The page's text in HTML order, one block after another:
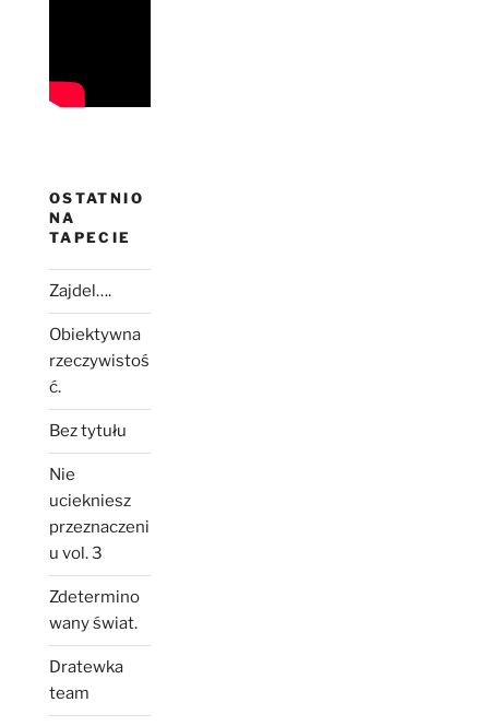
OSTATNIO
NA
TAPECIE
Zajdel….
Obiektywna
rzeczywistoś
ć.
Bez tytułu
Nie
uciekniesz
przeznaczeni
u vol. 3
Zdetermino
wany świat.
Dratewka
team